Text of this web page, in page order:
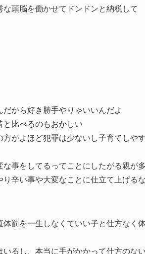
頭脳を働かせてドンドンと納税して
から好き勝手やりゃいいんだよ
と比べるのもおかしい
がよほど犯罪は少ないし子育てしや
事をしてるってことにしたがる親が
辛い事や大変なことに仕立て上げる
罰を一生しなくていい子と仕方なく
るし、本当に手がかかって仕方のな